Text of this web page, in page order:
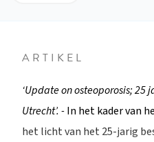
ARTIKEL
‘Update on osteoporosis;
Utrecht’. -In het kader van
het licht van het 25-jarig